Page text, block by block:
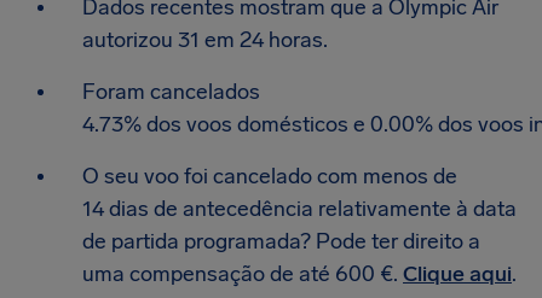
Dados recentes mostram que a Olympic Air
autorizou 31 em 24 horas.
Foram cancelados
4.73% dos voos domésticos e 0.00% dos voos
O seu voo foi cancelado com menos de
14 dias de antecedência relativamente à data
de partida programada? Pode ter direito a
uma compensação de até 600 €. Clique aqui.